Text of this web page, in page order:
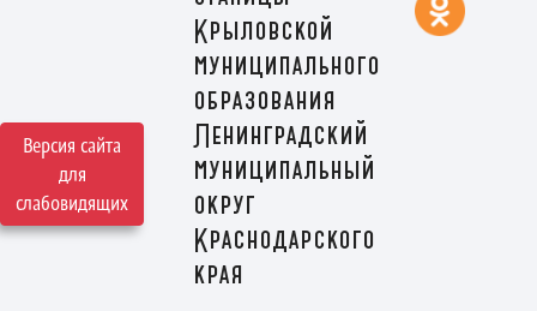
Версия сайта
для
слабовидящих
Крыловской
муниципального
образования
Ленинградский
муниципальный
округ
Краснодарского
края